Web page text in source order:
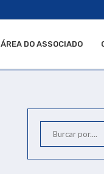
ÁREA DO ASSOCIADO